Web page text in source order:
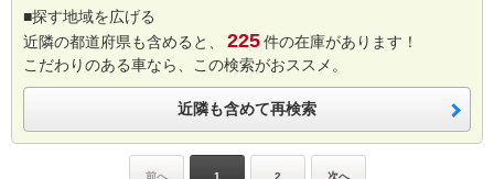
■探す地域を広げる
近隣の都道府県も含めると、
225件の在庫があります！
こだわりのある車なら、この検索がおススメ。
近隣も含めて再検索
前へ 1 2 次へ